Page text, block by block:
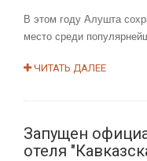
В этом году Алушта
место среди
ЧИТАТЬ ДАЛЕЕ
Запущен
отеля